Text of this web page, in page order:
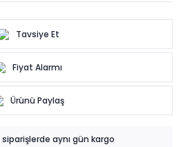
Tavsiye Et
Fiyat Alarmı
Ürünü Paylaş
aynı gün kargo